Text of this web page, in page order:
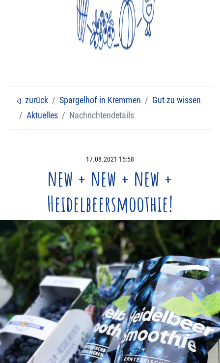
zurück Spargelhof in Kremmen
Gut zu wissen
Aktuelles
Nachrichtendetails
Navigation überspringen17.08.2021 15:58
new + new + new +
Heidelbeersmoothie!